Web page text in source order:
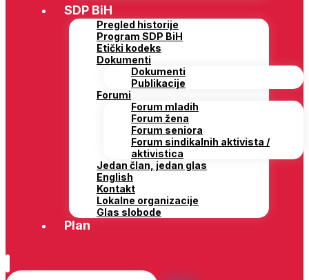
SDP BiH
Pregled historije
Program SDP BiH
Etički kodeks
Dokumenti
Dokumenti
Publikacije
Forumi
Forum mladih
Forum žena
Forum seniora
Forum sindikalnih aktivista /
aktivistica
Jedan član, jedan glas
English
Kontakt
Lokalne organizacije
Glas slobode
Plan